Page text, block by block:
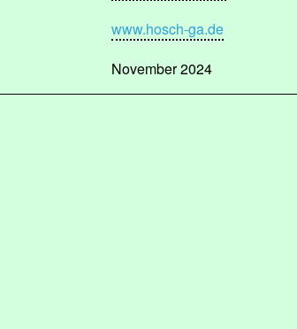
www.hosch-ga.de
November 2024